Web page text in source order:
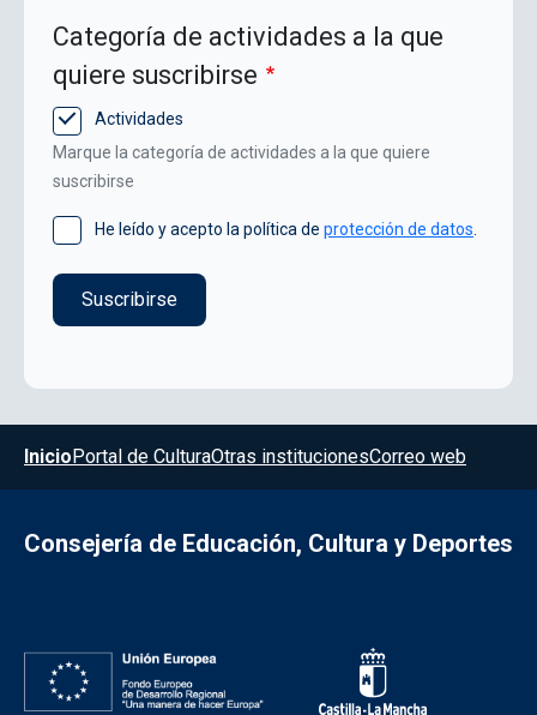
Categoría de actividades a la que
quiere suscribirse
Actividades
Marque la categoría de actividades a la que quiere
suscribirse
He leído y acepto la política de protección de datos
Menú del pie
InicioPortal de CulturaOtras institucionesCorreo web
Consejería de Educación, Cultura y Deportes